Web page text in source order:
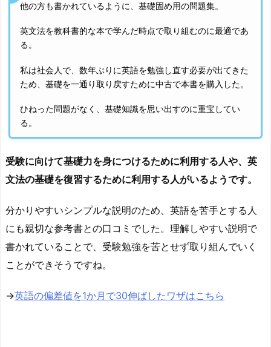
他の方も書かれているように、基礎固め用の問題集。
英文法を教科書的な本で学んだ時点で取り組むのに最適であ
る。
私は社会人で、数年ぶりに英語を勉強し直す必要が出てきた
ため、基礎を一通り取り戻すために中古で本書を購入した。
ひねった問題がなく、基礎知識を思い出すのに重宝してい
る。
受験に向けて基礎力を身につけるために利用する人や、英
文法の基礎を復習するために利用する人がいるようです。
分かりやすいシンプルな説明のため、英語を苦手とする人
にも親切な参考書との口コミでした。理解しやすい説明で
書かれていることで、受験勉強を苦とせず取り組んでいく
ことができそうですね。
→英語の偏差値を1か月で30伸ばしたワザはこちら